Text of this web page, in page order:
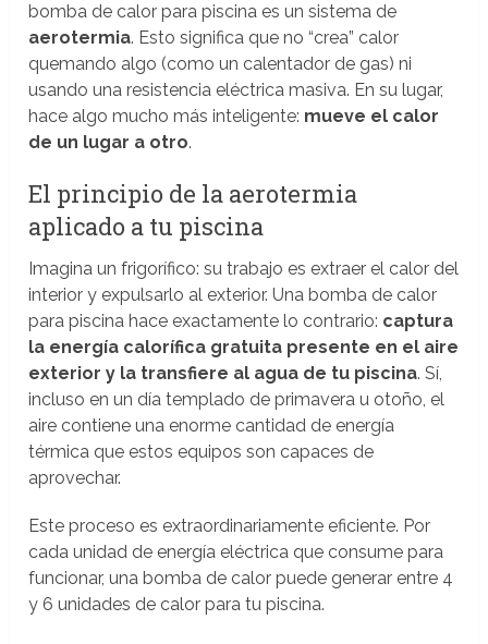
bomba de calor para piscina es un sistema de
aerotermia. Esto significa que no “crea” calor
quemando algo (como un calentador de gas) ni
usando una resistencia eléctrica masiva. En su lugar,
hace algo mucho más inteligente: mueve el calor
de un lugar a otro.
El principio de la aerotermia
aplicado a tu piscina
Imagina un frigorífico: su trabajo es extraer el calor del
interior y expulsarlo al exterior. Una bomba de calor
para piscina hace exactamente lo contrario: captura
la energía calorífica gratuita presente en el aire
exterior y la transfiere al agua de tu piscina. Sí,
incluso en un día templado de primavera u otoño, el
aire contiene una enorme cantidad de energía
térmica que estos equipos son capaces de
aprovechar.
Este proceso es extraordinariamente eficiente. Por
cada unidad de energía eléctrica que consume para
funcionar, una bomba de calor puede generar entre 4
y 6 unidades de calor para tu piscina.